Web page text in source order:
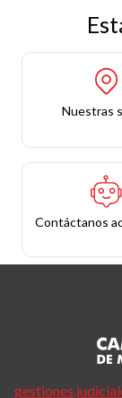
Nuestras
Contáctanos